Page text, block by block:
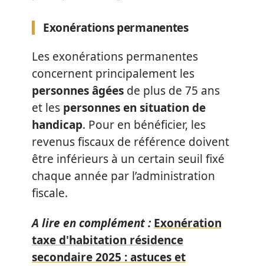
Exonérations permanentes
Les exonérations permanentes
concernent principalement les
personnes âgées de plus de 75 ans
et les personnes en situation de
handicap. Pour en bénéficier, les
revenus fiscaux de référence doivent
être inférieurs à un certain seuil fixé
chaque année par l’administration
fiscale.
A lire en complément : Exonération
taxe d'habitation résidence
secondaire 2025 : astuces et